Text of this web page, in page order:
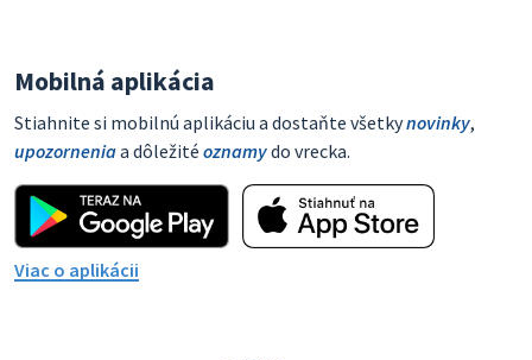
Mobilná aplikácia
Stiahnite si mobilnú aplikáciu a dostaňte všetkynovinky,
upozorneniaa dôležité oznamydo vrecka.
Viac o aplikácii